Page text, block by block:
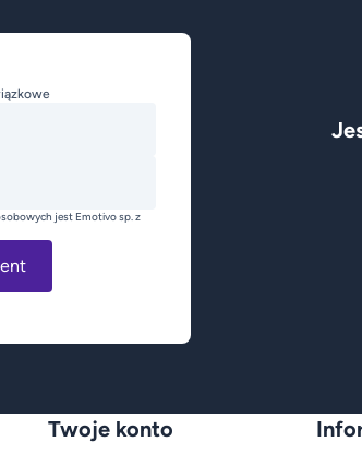
jest Emotivo sp. z
Twoje konto